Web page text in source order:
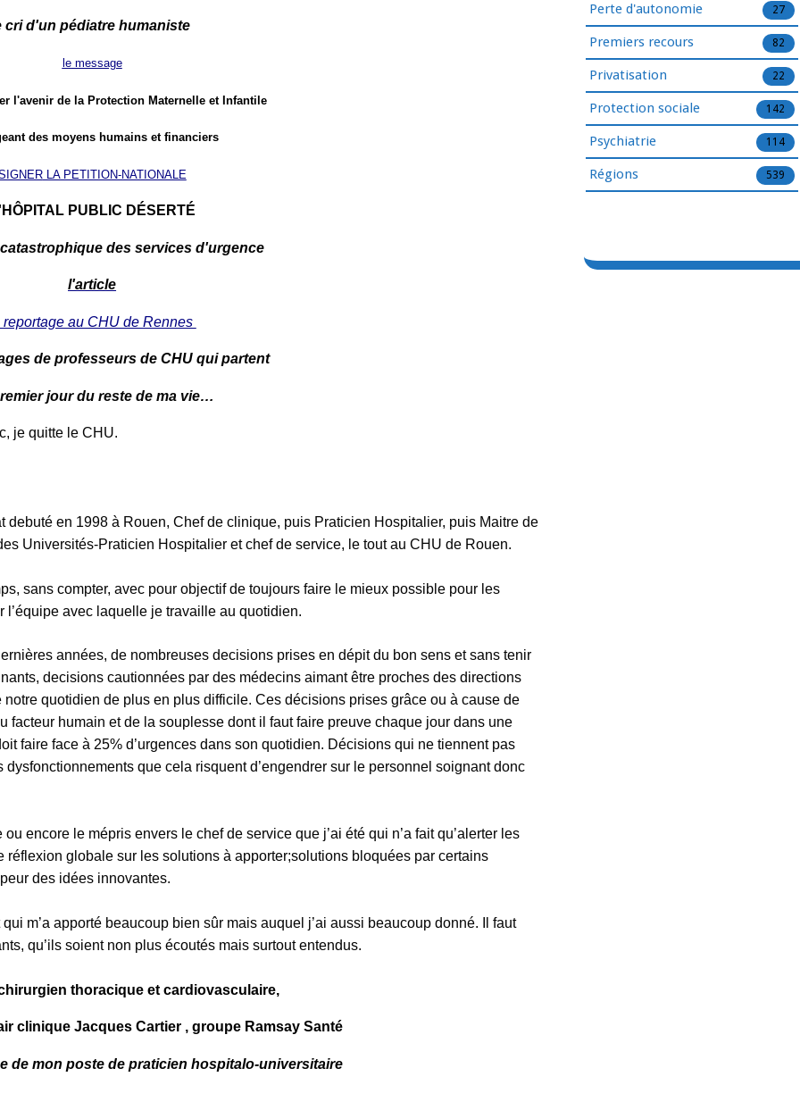
cri d'un pédiatre humaniste
lemessage
l'avenir de la Protection Maternelle et Infantile
des moyens humains et financiers
LA PETITION-NATIONALE
PUBLIC DÉSERTÉ
des services d'urgence
l'article
reportage au CHU de Rennes
de professeurs de CHU qui partent
jour du reste de ma vie…
je quitte le CHU.
en 1998 à Rouen, Chef de clinique, puis Praticien Hospitalier, puis Maitre de
Universités-Praticien Hospitalier et chef de service, le tout au CHU de Rouen.
sans compter, avec pour objectif de toujours faire le mieux possible pour les
avec laquelle je travaille au quotidien.
années, de nombreuses decisions prises en dépit du bon sens et sans tenir
decisions cautionnées par des médecins aimant être proches des directions
quotidien de plus en plus difficile. Ces décisions prises grâce ou à cause de
facteur humain et de la souplesse dont il faut faire preuve chaque jour dans une
faire face à 25% d’urgences dans son quotidien. Décisions qui ne tiennent pas
que cela risquent d’engendrer sur le personnel soignant donc
encore le mépris envers le chef de service que j’ai été qui n’a fait qu’alerter les
globale sur les solutions à apporter;solutions bloquées par certains
des idées innovantes.
m’a apporté beaucoup bien sûr mais auquel j’ai aussi beaucoup donné. Il faut
qu’ils soient non plus écoutés mais surtout entendus.
thoracique et cardiovasculaire,
clinique Jacques Cartier , groupe Ramsay Santé
de mon poste de praticien hospitalo-universitaire
Perte d'autonomie 27
Premiers recours 82
Privatisation 22
Protection sociale 142
Psychiatrie 114
Régions 539